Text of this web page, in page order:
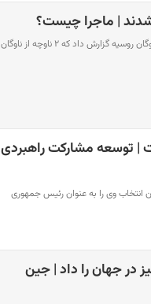
شدند | ماجرا چیست؟
خبرگزاری اینترفکس امروز (دوشنبه) به نقل از سرویس مطبوعاتی ناوگان روسیه گزارش داد که ۲ ناوچه از ناوگان
| توسعه مشارکت راهبردی
پزشکیان انتخاب وی را به عنوان رئیس جمهوری
جهان را داد | جین